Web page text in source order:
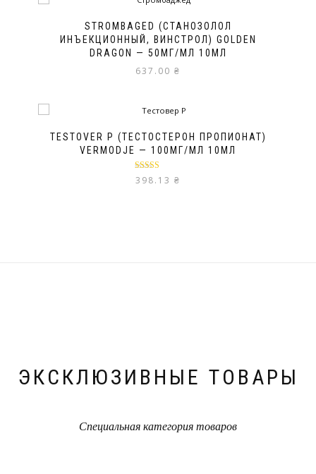
STROMBAGED (СТАНОЗОЛОЛ
ИНЪЕКЦИОННЫЙ, ВИНСТРОЛ) GOLDEN
DRAGON — 50МГ/МЛ 10МЛ
637.00 ₴
TESTOVER P (ТЕСТОСТЕРОН ПРОПИОНАТ)
VERMODJE — 100МГ/МЛ 10МЛ
Оценка 5.00
из 5
398.13 ₴
ЭКСКЛЮЗИВНЫЕ ТОВАРЫ
Специальная категория товаров